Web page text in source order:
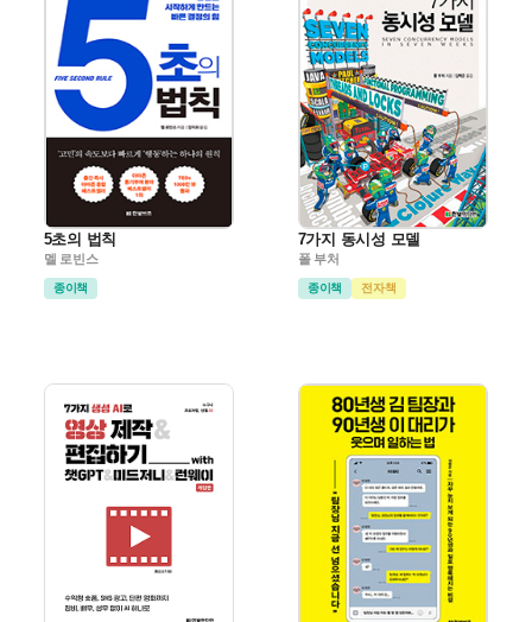
5초의 법칙
멜 로빈스
종이책
7가지 동시성 모델
폴 부처
종이책 전자책